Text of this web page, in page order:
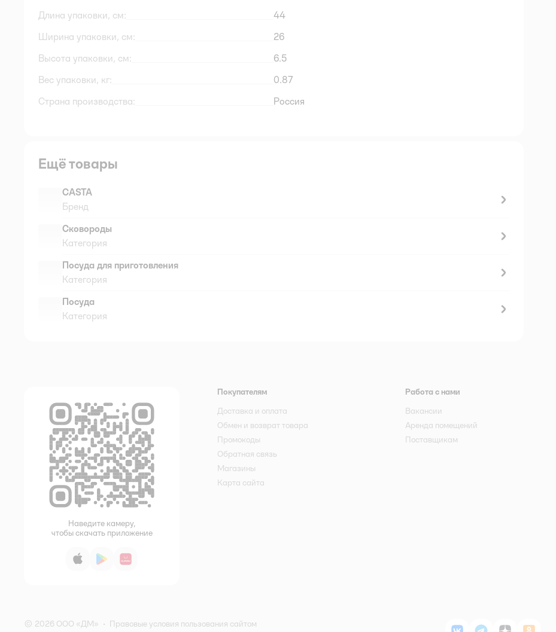
Длина упаковки, см:
44
Ширина упаковки, см:
26
Высота упаковки, см:
6.5
Вес упаковки, кг:
0.87
Страна производства:
Россия
Ещё товары
CASTA
Бренд
Сковороды
Категория
Посуда для приготовления
Категория
Посуда
Категория
Наведите камеру,
чтобы скачать приложение
App StoreGoogle PlayAppGallery
Покупателям
Доставка и оплата
Обмен и возврат товара
Промокоды
Обратная связь
Магазины
Карта сайта
Работа с нами
Вакансии
Аренда помещений
Поставщикам
© 2026 ООО «ДМ» • Правовые условия пользования сайтом